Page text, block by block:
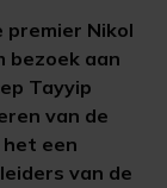
premier Nikol
bezoek aan
Tayyip
van de
een
van de